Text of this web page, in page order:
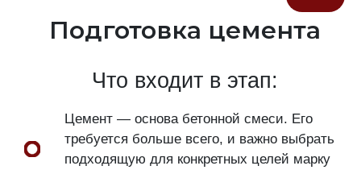
Подготовка цемента
Что входит в этап:
Цемент — основа бетонной смеси. Его
требуется больше всего, и важно выбрать
подходящую для конкретных целей марку